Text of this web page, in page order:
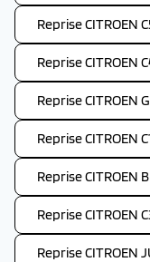
Reprise CITROEN
Reprise CITROEN
Reprise CITROEN
Reprise CITROEN
Reprise CITROEN
Reprise CITROEN
Reprise CITROEN